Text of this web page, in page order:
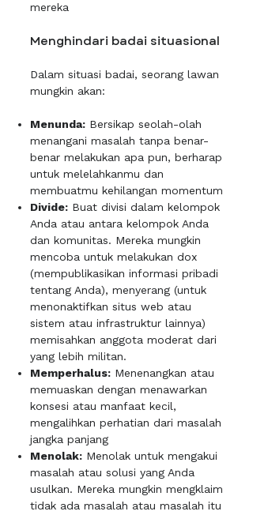
mereka
Menghindari badai situasional
Dalam situasi badai, seorang lawan
mungkin akan:
Menunda: Bersikap seolah-olah
menangani masalah tanpa benar-
benar melakukan apa pun, berharap
untuk melelahkanmu dan
membuatmu kehilangan momentum
Divide: Buat divisi dalam kelompok
Anda atau antara kelompok Anda
dan komunitas. Mereka mungkin
mencoba untuk melakukan dox
(mempublikasikan informasi pribadi
tentang Anda), menyerang (untuk
menonaktifkan situs web atau
sistem atau infrastruktur lainnya)
memisahkan anggota moderat dari
yang lebih militan.
Memperhalus: Menenangkan atau
memuaskan dengan menawarkan
konsesi atau manfaat kecil,
mengalihkan perhatian dari masalah
jangka panjang
Menolak: Menolak untuk mengakui
masalah atau solusi yang Anda
usulkan. Mereka mungkin mengklaim
tidak ada masalah atau masalah itu